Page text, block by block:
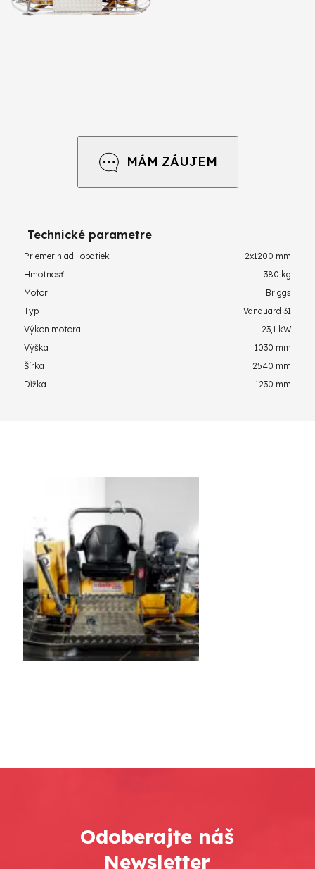
MÁM ZÁUJEM
Technické parametre
Priemer hlad. lopatiek
2x1200 mm
Hmotnosť
380 kg
Motor
Briggs
Typ
Vanquard 31
Výkon motora
23,1 kW
Výška
1030 mm
Šírka
2540 mm
Dĺžka
1230 mm
Odoberajte náš
Newsletter